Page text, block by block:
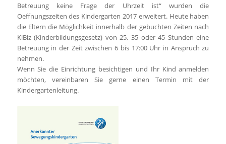
Betreuung keine Frage der Uhrzeit ist“ wurden die
Oeffnungszeiten des Kindergarten 2017 erweitert. Heute haben
die Eltern die Möglichkeit innerhalb der gebuchten Zeiten nach
KiBiz (Kinderbildungsgesetz) von 25, 35 oder 45 Stunden eine
Betreuung in der Zeit zwischen 6 bis 17:00 Uhr in Anspruch zu
nehmen.
Wenn Sie die Einrichtung besichtigen und Ihr Kind anmelden
möchten, vereinbaren Sie gerne einen Termin mit der
Kindergartenleitung.